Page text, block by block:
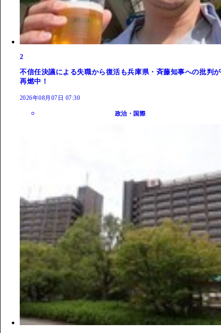
2
不信任決議による失職から復活も兵庫県・斉藤知事への批判が
再燃中！
2026年08月07日 07:30
政治・国際